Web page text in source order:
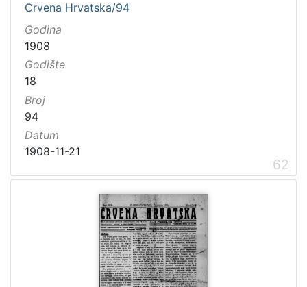
Crvena Hrvatska/94
Godina
1908
Godište
18
Broj
94
Datum
1908-11-21
62